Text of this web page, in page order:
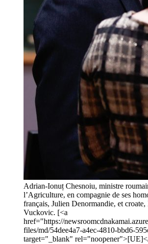
Adrian-Ionuț Chesnoiu, ministre
l’Agriculture, en compagnie de ses
français, Julien Denormandie, et croate,
Vuckovic. [<a
href="https://
files/md/54dee4a7-a4ec-4810-bbd6-
target="_blank"